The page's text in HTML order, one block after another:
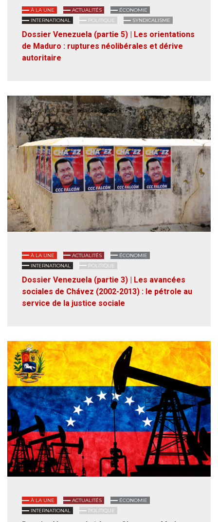
À LA UNE ACTUALITÉS
ÉCONOMIE
INTERNATIONAL
POLITIQUE SYNDICALISME
Dossier Venezuela (partie 5) | Les orientations
de Maduro : ruptures néolibérales et dérive
autoritaire
À LA UNE ACTUALITÉS
ÉCONOMIE
INTERNATIONAL
POLITIQUE
Dossier Venezuela (partie 3) | Les avancées
sociales de Chávez (2002-2013) : le pétrole au
service de la justice sociale
À LA UNE ACTUALITÉS
ÉCONOMIE
INTERNATIONAL
POLITIQUE